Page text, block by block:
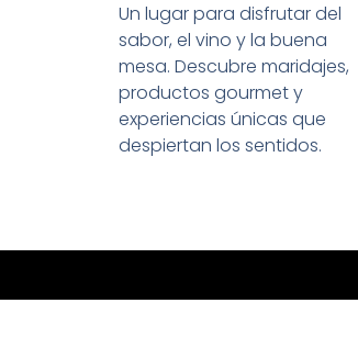
Un lugar para disfrutar del
sabor, el vino y la buena
mesa. Descubre maridajes,
productos gourmet y
experiencias únicas que
despiertan los sentidos.